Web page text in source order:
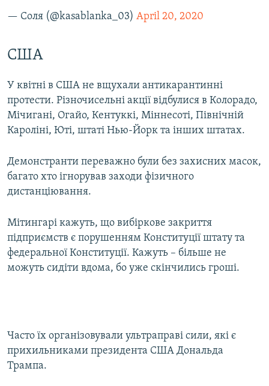
— Соля (@kasablanka_03) April 20, 2020
США
У квітні в США не вщухали антикарантинні
протести. Різночисельні акції відбулися в Колорадо,
Мічигані, Огайо, Кентуккі, Міннесоті, Північній
Кароліні, Юті, штаті Нью-Йорк та інших штатах.
Демонстранти переважно були без захисних масок,
багато хто ігнорував заходи фізичного
дистанціювання.
Мітингарі кажуть, що вибіркове закриття
підприємств є порушенням Конституції штату та
федеральної Конституції. Кажуть – більше не
можуть сидіти вдома, бо уже скінчились гроші.
Часто їх організовували ультраправі сили, які є
прихильниками президента США Дональда
Трампа.